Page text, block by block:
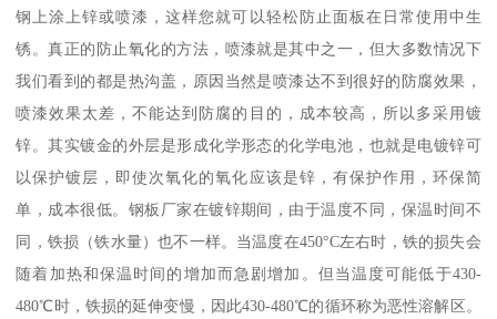
钢上涂上锌或喷漆，这样您就可以轻松防止面板在日常使用中生
锈。真正的防止氧化的方法，喷漆就是其中之一，但大多数情况下
我们看到的都是热沟盖，原因当然是喷漆达不到很好的防腐效果，
喷漆效果太差，不能达到防腐的目的，成本较高，所以多采用镀
锌。其实镀金的外层是形成化学形态的化学电池，也就是电镀锌可
以保护镀层，即使次氧化的氧化应该是锌，有保护作用，环保简
单，成本很低。钢板厂家在镀锌期间，由于温度不同，保温时间不
同，铁损（铁水量）也不一样。当温度在450°C左右时，铁的损失会
随着加热和保温时间的增加而急剧增加。但当温度可能低于430-
480℃时，铁损的延伸变慢，因此430-480℃的循环称为恶性溶解区。